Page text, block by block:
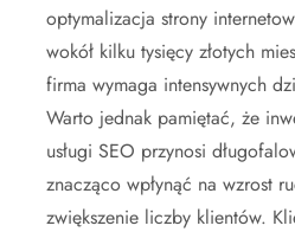
optymalizacja strony
wokół kilku tysięcy złotych
firma wymaga intensywnych
Warto jednak pamiętać, że
usługi SEO przynosi
znacząco wpłynąć na wzrost
zwiększenie liczby klientów.